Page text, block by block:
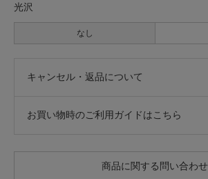
光沢
なし
キャンセル・返品について
お買い物時のご利用ガイドはこちら
商品に関する問い合わせ